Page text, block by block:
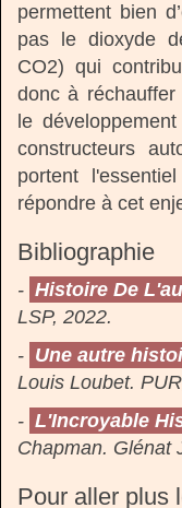
permettent bien
pas le dioxyde
CO2) qui
donc à
le
constructeurs
portent
répondre à cet
Bibliographie
- Histoire De
LSP, 2022.
- Une autre
Louis Loubet.
- L'Incroyable
Chapman. Glénat
Pour aller plus